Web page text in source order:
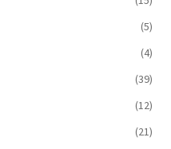
(5)
(4)
(39)
(12)
(21)